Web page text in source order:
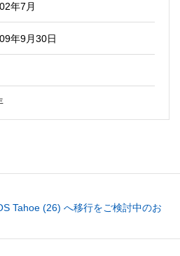
年7月
年9月30日
Tahoe (26) へ移行をご検討中のお